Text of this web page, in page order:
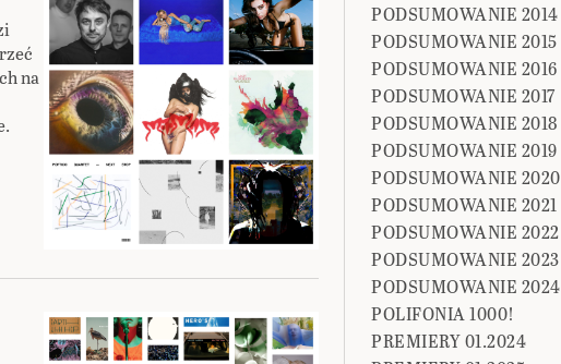
na
PODSUMOWANIE 2014
PODSUMOWANIE 2015
PODSUMOWANIE 2016
PODSUMOWANIE 2017
PODSUMOWANIE 2018
PODSUMOWANIE 2019
PODSUMOWANIE 2020
PODSUMOWANIE 2021
PODSUMOWANIE 2022
PODSUMOWANIE 2023
PODSUMOWANIE 2024
POLIFONIA 1000!
PREMIERY 01.2024